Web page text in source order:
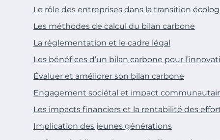
Le rôle des entreprises dans la transition
Les méthodes de calcul du bilan carbone
La réglementation et le cadre légal
Les bénéfices d’un bilan carbone pour
Évaluer et améliorer son bilan carbone
Engagement sociétal et impact
Les impacts financiers et la rentabilité des
Implication des jeunes générations